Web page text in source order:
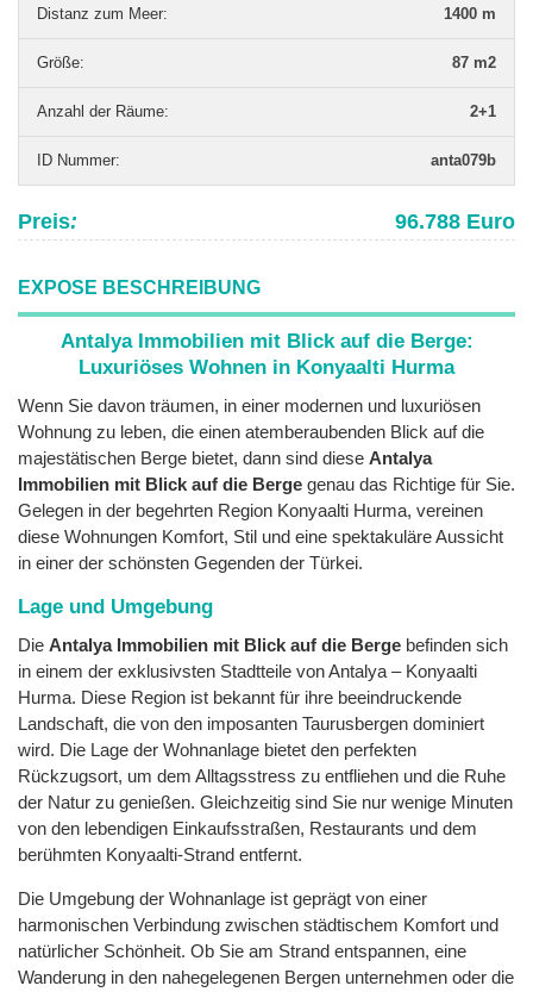
Distanz zum Meer: 1400 m
Grö­ße: 87 m2
Anzahl der Räume: 2+1
ID Nummer: anta079b
Preis: 96.788 Euro
EXPOSE BESCHREIBUNG
Antalya Immobilien mit Blick auf die Berge:
Luxuriöses Wohnen in Konyaalti Hurma
Wenn Sie davon träumen, in einer modernen und luxuriösen
Wohnung zu leben, die einen atemberaubenden Blick auf die
majestätischen Berge bietet, dann sind diese Antalya
Immobilien mit Blick auf die Berge genau das Richtige für Sie.
Gelegen in der begehrten Region Konyaalti Hurma, vereinen
diese Wohnungen Komfort, Stil und eine spektakuläre Aussicht
in einer der schönsten Gegenden der Türkei.
Lage und Umgebung
Die Antalya Immobilien mit Blick auf die Berge befinden sich
in einem der exklusivsten Stadtteile von Antalya – Konyaalti
Hurma. Diese Region ist bekannt für ihre beeindruckende
Landschaft, die von den imposanten Taurusbergen dominiert
wird. Die Lage der Wohnanlage bietet den perfekten
Rückzugsort, um dem Alltagsstress zu entfliehen und die Ruhe
der Natur zu genießen. Gleichzeitig sind Sie nur wenige Minuten
von den lebendigen Einkaufsstraßen, Restaurants und dem
berühmten Konyaalti-Strand entfernt.
Die Umgebung der Wohnanlage ist geprägt von einer
harmonischen Verbindung zwischen städtischem Komfort und
natürlicher Schönheit. Ob Sie am Strand entspannen, eine
Wanderung in den nahegelegenen Bergen unternehmen oder die